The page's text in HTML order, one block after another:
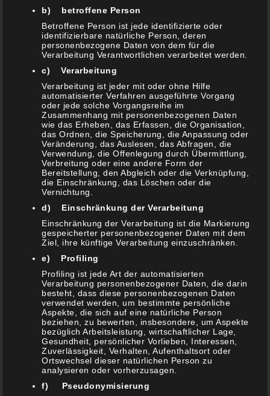
s1-g1 2. Mai 2020
Vegetarischer Spargel Auflauf als Beilage oder
Hauptgericht Es ist Spargelzeit – mögt Ihr Spargel auch
so wie wir? Bei uns […]
Weiterlesen
Beilagen,Rezepte,Vegetarisch,vom Grill
einen Kommentar
NEUESTE BEITRÄGE
Schicht Lauch
5. Mai 2021
Chili Sin Carne (Vegetarisches Chili)
24. April 2021
b) betroffene Person
Betroffene Person ist jede identifizierte oder
identifizierbare natürliche Person, deren
personenbezogene Daten von dem für die
Verarbeitung Verantwortlichen verarbeitet werden.
c) Verarbeitung
Verarbeitung ist jeder mit oder ohne Hilfe
automatisierter Verfahren ausgeführte Vorgang
oder jede solche Vorgangsreihe im
Zusammenhang mit personenbezogenen Daten
wie das Erheben, das Erfassen, die Organisation,
das Ordnen, die Speicherung, die Anpassung oder
Veränderung, das Auslesen, das Abfragen, die
Verwendung, die Offenlegung durch Übermittlung,
Verbreitung oder eine andere Form der
Bereitstellung, den Abgleich oder die Verknüpfung,
die Einschränkung, das Löschen oder die
Vernichtung.
d) Einschränkung der Verarbeitung
Einschränkung der Verarbeitung ist die Markierung
gespeicherter personenbezogener Daten mit dem
Ziel, ihre künftige Verarbeitung einzuschränken.
e) Profiling
Profiling ist jede Art der automatisierten
Verarbeitung personenbezogener Daten, die darin
besteht, dass diese personenbezogenen Daten
verwendet werden, um bestimmte persönliche
Aspekte, die sich auf eine natürliche Person
beziehen, zu bewerten, insbesondere, um Aspekte
bezüglich Arbeitsleistung, wirtschaftlicher Lage,
Gesundheit, persönlicher Vorlieben, Interessen,
Zuverlässigkeit, Verhalten, Aufenthaltsort oder
Ortswechsel dieser natürlichen Person zu
analysieren oder vorherzusagen.
f) Pseudonymisierung